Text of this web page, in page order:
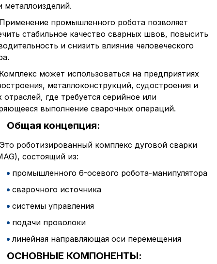
металлоизделий.
промышленного робота позволяет
стабильное качество сварных швов, повысить
и снизить влияние человеческого
может использоваться на предприятиях
металлоконструкций, судостроения и
отраслей, где требуется серийное или
выполнение сварочных операций.
Общая концепция:
роботизированный комплекс дуговой сварки
состоящий из:
промышленного 6-осевого робота-манипулятора
сварочного источника
системы управления
подачи проволоки
линейная направляющая оси перемещения
ОСНОВНЫЕ КОМПОНЕНТЫ: